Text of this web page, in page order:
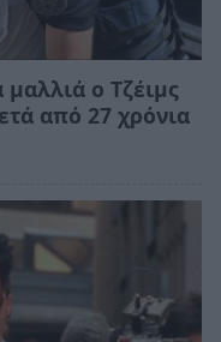
ο Τζέιμς
από 27 χρόνια